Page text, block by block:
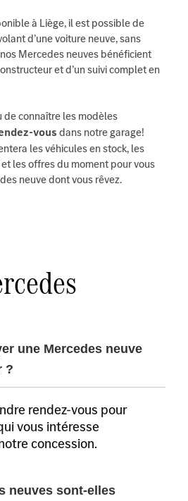
à Liège, il est possible de
d’une voiture neuve, sans
Mercedes neuves bénéficient
et d’un suivi complet en
de connaître les modèles
vousdans notre garage!
les véhicules en stock, les
les offres du moment pour vous
neuve dont vous rêvez.
une Mercedes neuve
?
rendez-vous pour
vous intéresse
concession.
neuves sont-elles